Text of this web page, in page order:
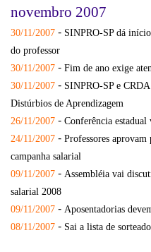
novembro 2007
30/11/2007 - SINPRO-SP dá início
do professor
30/11/2007 - Fim de ano exige
30/11/2007 - SINPRO-SP e
Distúrbios de Aprendizagem
26/11/2007 - Conferência estadual
24/11/2007 - Professores aprovam
campanha salarial
09/11/2007 - Assembléia vai
salarial 2008
09/11/2007 - Aposentadorias
08/11/2007 - Sai a lista de